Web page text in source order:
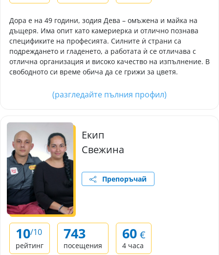
Дора е на 49 години, зодия Дева – омъжена и майка на
дъщеря. Има опит като камериерка и отлично познава
спецификите на професията. Силните ѝ страни са
подреждането и гладенето, а работата ѝ се отличава с
отлична организация и високо качество на изпълнение. В
свободното си време обича да се грижи за цветя.
(разгледайте пълния профил)
Екип
Свежина
Препоръчай
10/10
рейтинг
743
посещения
60 €
4 часа